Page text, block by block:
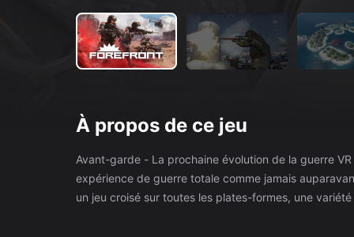
À propos de ce jeu
Avant-garde - La prochaine évolution de la guerre VR Par les créateurs de Breachers et Hyper Dash, Forefront offre une
expérience de guerre totale comme jamais
un jeu croisé sur toutes les plates-formes, une